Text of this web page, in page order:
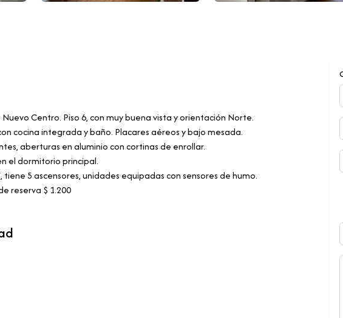
Centro. Piso 6, con muy buena vista y orientación Norte.
cocina integrada y baño. Placares aéreos y bajo mesada.
aberturas en aluminio con cortinas de enrollar.
el dormitorio principal.
5 ascensores, unidades equipadas con sensores de humo.
reserva $ 1.200